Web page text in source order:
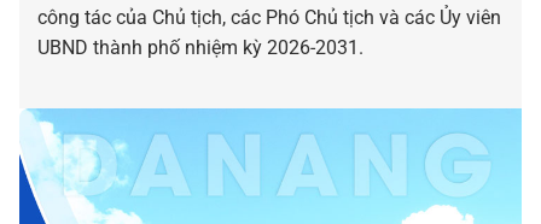
công tác của Chủ tịch, các Phó Chủ tịch và các Ủy viên
UBND thành phố nhiệm kỳ 2026-2031.